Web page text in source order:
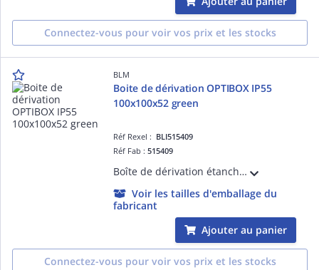
Connectez-vous pour voir vos prix et les stocks
BLM
Boite de dérivation OPTIBOX IP55
100x100x52 green
Réf Rexel : BLI515409
Réf Fab :515409
Boîte de dérivation étanche avec 9 entrées bi-injectées et repérage des ' de passage. Volume optimisé. Insertion directe des câbles. Accepte câbles et tubes de 4 à 25mm.
Voir les tailles d'emballage du
fabricant
Ajouter au panier
Connectez-vous pour voir vos prix et les stocks